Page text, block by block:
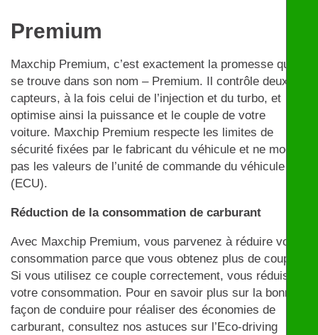
Premium
Maxchip Premium, c’est exactement la promesse qui
se trouve dans son nom – Premium. Il contrôle deux
capteurs, à la fois celui de l’injection et du turbo, et
optimise ainsi la puissance et le couple de votre
voiture. Maxchip Premium respecte les limites de
sécurité fixées par le fabricant du véhicule et ne modifie
pas les valeurs de l’unité de commande du véhicule
(ECU).
Réduction de la consommation de carburant
Avec Maxchip Premium, vous parvenez à réduire votre
consommation parce que vous obtenez plus de couple.
Si vous utilisez ce couple correctement, vous réduisez
votre consommation. Pour en savoir plus sur la bonne
façon de conduire pour réaliser des économies de
carburant, consultez nos astuces sur l’Eco-driving